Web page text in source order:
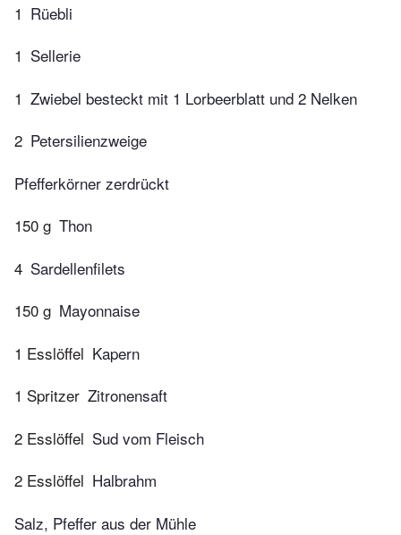
1 Rüebli
1 Sellerie
1 Zwiebel besteckt mit 1 Lorbeerblatt und 2 Nelken
2 Petersilienzweige
Pfefferkörner zerdrückt
150 g Thon
4 Sardellenfilets
150 g Mayonnaise
1 Esslöffel Kapern
1 Spritzer Zitronensaft
2 Esslöffel Sud vom Fleisch
2 Esslöffel Halbrahm
Salz, Pfeffer aus der Mühle